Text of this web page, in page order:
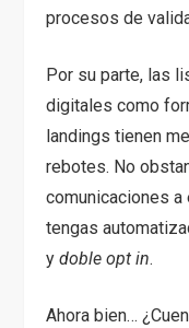
procesos de
Por su parte, las
digitales como
landings tienen
rebotes. No
comunicaciones
tengas
ydoble opt in.
Ahora bien…